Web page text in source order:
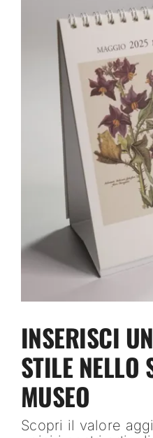
INSERISCI
STILE NELLO
MUSEO
Scopri il valore